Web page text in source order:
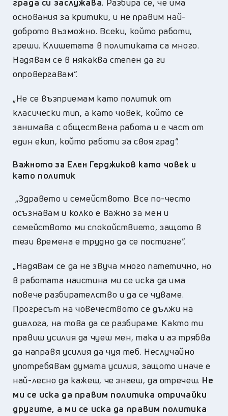
основания за критики, и не правим най-
доброто възможно. Всеки, който работи,
греши. Клишетата в политиката са много.
Надявам се в някаква степен да ги
опровергавам“.
„Не се възприемам като политик от
класически тип, а като човек, който се
занимава с обществена работа и е част от
един екип, който работи за своя град“.
Важното за Елен Герджиков като човек и
като политик
„Здравето и семейството. Все по-често
осъзнавам и колко е важно за мен и
семейството ми спокойствието, защото в
тези времена е трудно да се постигне“.
„Надявам се да не звуча много патетично, но
в работата наистина ми се иска да има
повече разбирателство и да се чуваме.
Прогресът на човечеството се дължи на
диалога, на това да се разбираме. Както ти
правиш усилия да чуеш мен, така и аз трябва
да направя усилия да чуя теб. Неслучайно
употребявам думата усилия, защото иначе е
най-лесно да кажеш, че знаеш, да отречеш. Не
ми се иска да правим политика отричайки
другите, а ми се иска да правим политика